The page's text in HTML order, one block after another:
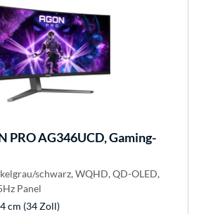
PRO AG346UCD, Gaming-
schwarz, WQHD, QD-OLED,
Panel
cm (34 Zoll)